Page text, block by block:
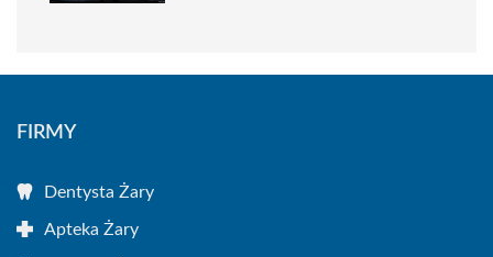
FIRMY
Dentysta Żary
Apteka Żary